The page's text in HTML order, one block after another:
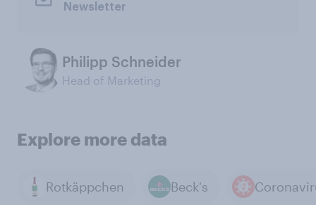
Newsletter
Philipp Schneider
Head of Marketing
Explore more data
Rotkäppchen Beck's